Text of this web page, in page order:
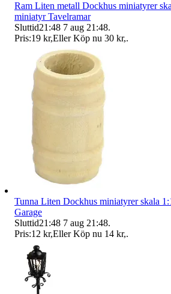
Ram Liten metall Dockhus miniatyrer
miniatyr Tavelramar
Sluttid21:48 7 aug 21:48.
Pris:19 kr,Eller Köp nu 30 kr,.
Tunna Liten Dockhus miniatyrer skala
Garage
Sluttid21:48 7 aug 21:48.
Pris:12 kr,Eller Köp nu 14 kr,.